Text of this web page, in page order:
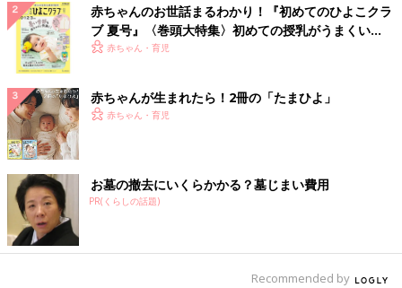
赤ちゃんのお世話まるわかり！『初めてのひよこクラ
ブ 夏号』〈巻頭大特集〉初めての授乳がうまくい
く！ おっぱい・ミルクの基本と夏のトラブル 解決テ
赤ちゃん・育児
赤ちゃんが生まれたら！2冊の「たまひよ」
赤ちゃん・育児
お墓の撤去にいくらかかる？墓じまい費用
PR(くらしの話題)
Recommended by